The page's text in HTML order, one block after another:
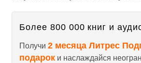
Более 800 000 книг и
Получи 2 месяца Литрес
подарок и наслаждайся